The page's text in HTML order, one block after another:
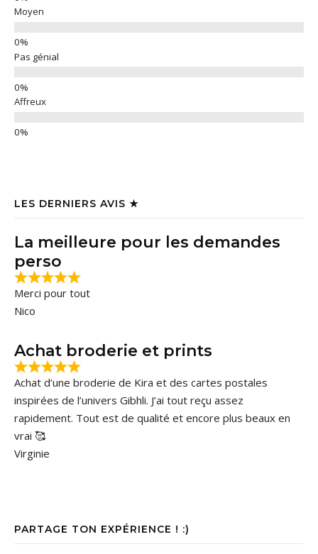
Moyen
Pas génial
Affreux
LES DERNIERS AVIS ★
La meilleure pour les demandes
perso
Merci pour tout
Nico
Achat broderie et prints
Achat d’une broderie de Kira et des cartes postales
inspirées de l’univers Gibhli. J’ai tout reçu assez
rapidement. Tout est de qualité et encore plus beaux en
vrai 🥰
Virginie
PARTAGE TON EXPÉRIENCE ! :)